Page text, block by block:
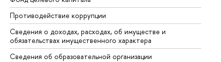
Противодействие коррупции
Сведения о доходах, расходах, об имуществе и
обязательствах имущественного характера
Сведения об образовательной организации